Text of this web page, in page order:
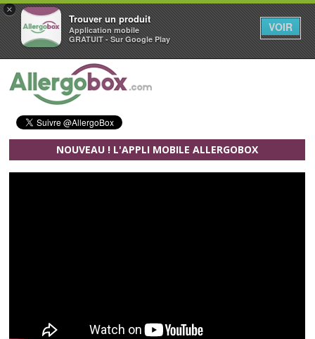
×
Trouver un produit
Application mobile
GRATUIT - Sur Google Play
VOIR
Aller au contenu principal
NOUVEAU ! L'APPLI MOBILE ALLERGOBOX